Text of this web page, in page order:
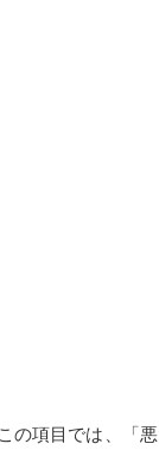
の項目では、「悪